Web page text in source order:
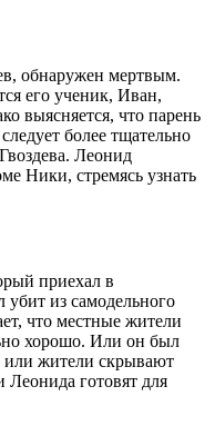
обнаружен мертвым.
его ученик, Иван,
выясняется, что парень
более тщательно
Леонид
Ники, стремясь узнать
приехал в
из самодельного
что местные жители
хорошо. Или он был
или жители скрывают
Леонида готовят для